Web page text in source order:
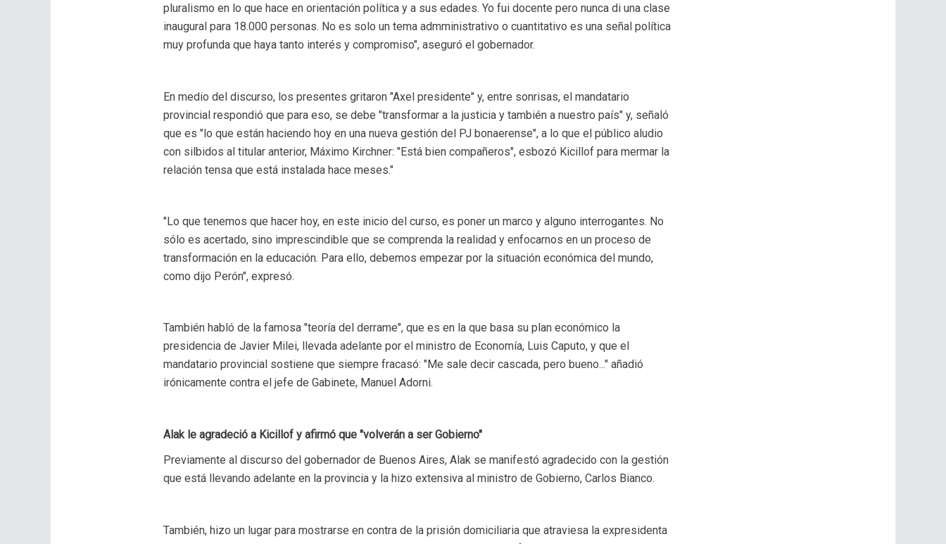
pluralismo en lo que hace en orientación política y a sus edades. Yo fui docente pero nunca di una clase
inaugural para 18.000 personas. No es solo un tema admministrativo o cuantitativo es una señal política
muy profunda que haya tanto interés y compromiso", aseguró el gobernador.
En medio del discurso, los presentes gritaron "Axel presidente" y, entre sonrisas, el mandatario
provincial respondió que para eso, se debe "transformar a la justicia y también a nuestro país" y, señaló
que es "lo que están haciendo hoy en una nueva gestión del PJ bonaerense", a lo que el público aludio
con silbidos al titular anterior, Máximo Kirchner: "Está bien compañeros", esbozó Kicillof para mermar la
relación tensa que está instalada hace meses."
"Lo que tenemos que hacer hoy, en este inicio del curso, es poner un marco y alguno interrogantes. No
sólo es acertado, sino imprescindible que se comprenda la realidad y enfocarnos en un proceso de
transformación en la educación. Para ello, debemos empezar por la situación económica del mundo,
como dijo Perón", expresó.
También habló de la famosa "teoría del derrame", que es en la que basa su plan económico la
presidencia de Javier Milei, llevada adelante por el ministro de Economía, Luis Caputo, y que el
mandatario provincial sostiene que siempre fracasó: "Me sale decir cascada, pero bueno..." añadió
irónicamente contra el jefe de Gabinete, Manuel Adorni.
Alak le agradeció a Kicillof y afirmó que "volverán a ser Gobierno"
Previamente al discurso del gobernador de Buenos Aires, Alak se manifestó agradecido con la gestión
que está llevando adelante en la provincia y la hizo extensiva al ministro de Gobierno, Carlos Bianco.
También, hizo un lugar para mostrarse en contra de la prisión domiciliaria que atraviesa la expresidenta